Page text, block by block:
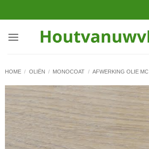
naar
HOME / OLIËN / MONOCOAT / AFWERKING OLIE MC